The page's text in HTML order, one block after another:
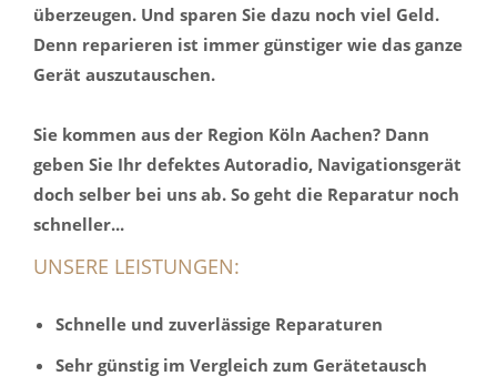
überzeugen. Und sparen Sie dazu noch viel Geld.
Denn reparieren ist immer günstiger wie das ganze
Gerät auszutauschen.
Sie kommen aus der Region Köln Aachen? Dann
geben Sie Ihr defektes Autoradio, Navigationsgerät
doch selber bei uns ab. So geht die Reparatur noch
schneller...
UNSERE LEISTUNGEN:
Schnelle und zuverlässige Reparaturen
Sehr günstig im Vergleich zum Gerätetausch